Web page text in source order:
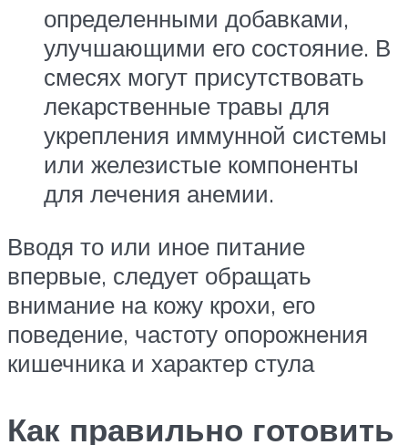
определенными добавками,
улучшающими его состояние. В
смесях могут присутствовать
лекарственные травы для
укрепления иммунной системы
или железистые компоненты
для лечения анемии.
Вводя то или иное питание
впервые, следует обращать
внимание на кожу крохи, его
поведение, частоту опорожнения
кишечника и характер стула
Как правильно готовить